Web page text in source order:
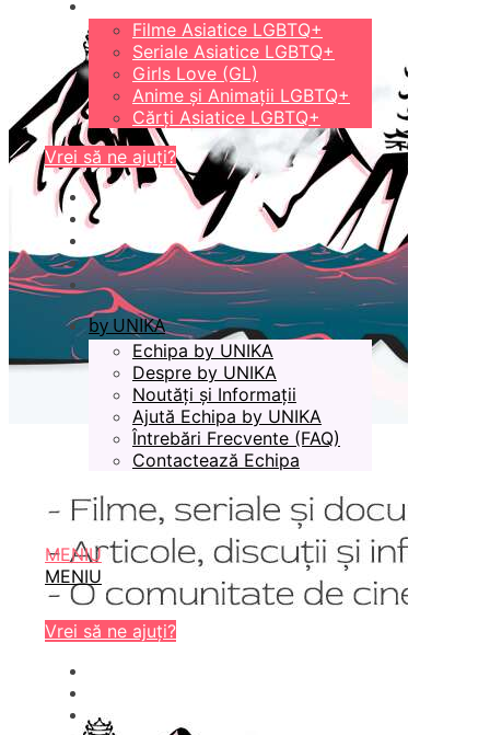
Filme Asiatice LGBTQ+
Seriale Asiatice LGBTQ+
Girls Love (GL)
Anime și Animații LGBTQ+
Cărți Asiatice LGBTQ+
Vrei să ne ajuți?
by UNIKA
Echipa by UNIKA
Despre by UNIKA
Noutăți și Informații
Ajută Echipa by UNIKA
Întrebări Frecvente (FAQ)
Contactează Echipa
MENIU
MENIU
Vrei să ne ajuți?